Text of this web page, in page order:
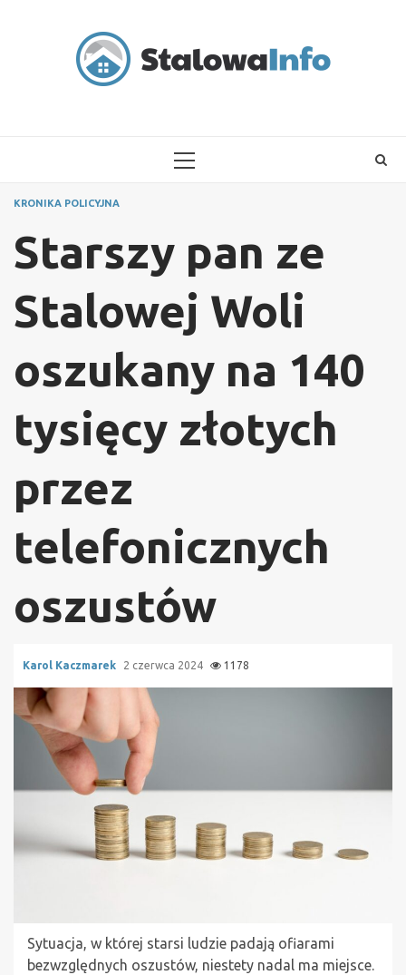
PRIMARY
KRONIKA POLICYJNA
Starszy pan ze
Stalowej Woli
oszukany na 140
tysięcy złotych
przez
telefonicznych
oszustów
Karol Kaczmarek 2 czerwca 2024 1178
Sytuacja, w której starsi ludzie padają ofiarami
bezwzględnych oszustów, niestety nadal ma miejsce.